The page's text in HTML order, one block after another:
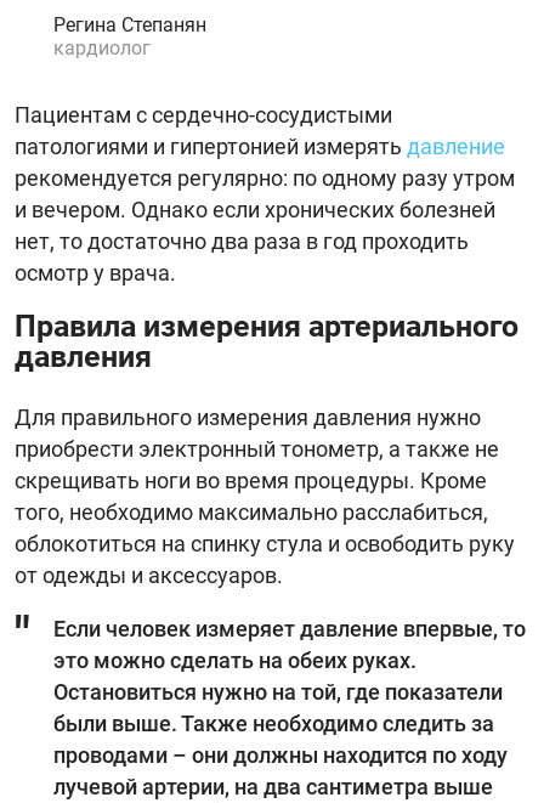
Регина Степанян
кардиолог
Пациентам с сердечно-сосудистыми
патологиями и гипертонией измерять давление
рекомендуется регулярно: по одному разу утром
и вечером. Однако если хронических болезней
нет, то достаточно два раза в год проходить
осмотр у врача.
Правила измерения артериального
давления
Для правильного измерения давления нужно
приобрести электронный тонометр, а также не
скрещивать ноги во время процедуры. Кроме
того, необходимо максимально расслабиться,
облокотиться на спинку стула и освободить руку
от одежды и аксессуаров.
Если человек измеряет давление впервые, то
это можно сделать на обеих руках.
Остановиться нужно на той, где показатели
были выше. Также необходимо следить за
проводами – они должны находится по ходу
лучевой артерии, на два сантиметра выше